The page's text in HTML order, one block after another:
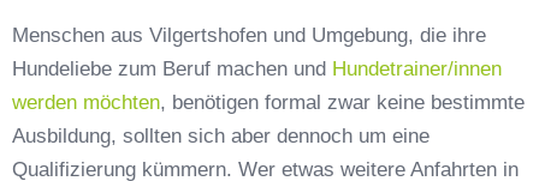
Menschen aus Vilgertshofen und Umgebung, die ihre
Hundeliebe zum Beruf machen und Hundetrainer/innen
werden möchten, benötigen formal zwar keine bestimmte
Ausbildung, sollten sich aber dennoch um eine
Qualifizierung kümmern. Wer etwas weitere Anfahrten in